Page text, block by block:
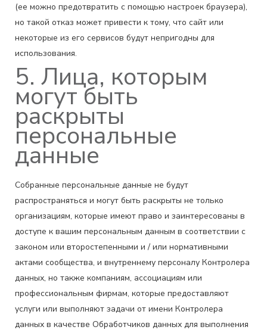
(ее можно предотвратить с помощью настроек браузера),
но такой отказ может привести к тому, что сайт или
некоторые из его сервисов будут непригодны для
использования.
5. Лица, которым
могут быть
раскрыты
персональные
данные
Собранные персональные данные не будут
распространяться и могут быть раскрыты не только
организациям, которые имеют право и заинтересованы в
доступе к вашим персональным данным в соответствии с
законом или второстепенными и / или нормативными
актами сообщества, и внутреннему персоналу Контролера
данных, но также компаниям, ассоциациям или
профессиональным фирмам, которые предоставляют
услуги или выполняют задачи от имени Контролера
данных в качестве Обработчиков данных для выполнения